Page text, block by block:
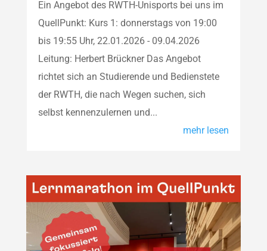
Ein Angebot des RWTH-Unisports bei uns im
QuellPunkt: Kurs 1: donnerstags von 19:00
bis 19:55 Uhr, 22.01.2026 - 09.04.2026
Leitung: Herbert Brückner Das Angebot
richtet sich an Studierende und Bedienstete
der RWTH, die nach Wegen suchen, sich
selbst kennenzulernen und...
mehr lesen